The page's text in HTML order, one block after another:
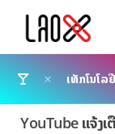
ເທັກໂນໂລຢີ
YouTube ເເຈ້